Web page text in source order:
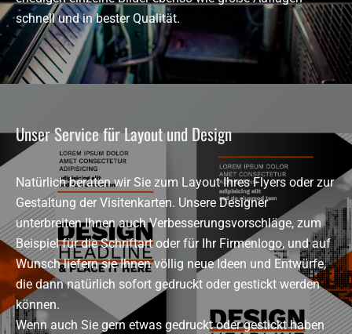
schnell und in bester Qualität.
Unser Service für Layout und Design
Natürlich beraten wir Sie zum Layout Ihres Flyers oder zur
Gestaltung der Visitenkarten. Unsere Designer
unterbreiten Ihnen auch Verbesserungsvorschläge, zum
Beispiel für die Schriftart oder für Ihr Firmenlogo, und auf
Wunsch liefern sie Ihnen völlig neue Ideen und Entwürfe,
die dann natürlich sofort gedruckt oder gestickt werden
können.
Wenn auch Sie gern etwas gedruckt oder gestickt haben